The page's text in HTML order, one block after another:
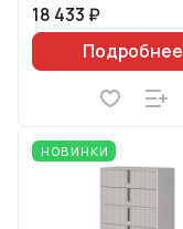
18 433 ₽
Подробнее
НОВИНКИ